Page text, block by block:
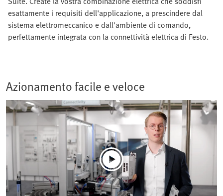
esattamente i requisiti dell'applicazione, a prescindere dal
sistema elettromeccanico e dall'ambiente di comando,
perfettamente integrata con la connettività elettrica di Festo.
Azionamento facile e veloce